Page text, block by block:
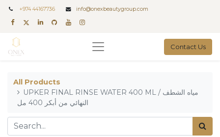
+974 44167736 info@onexbeautygroup.com
Contact Us
All Products
UPKER FINAL RINSE WATER 400 ML / مياه الشطف
النهائي من أبكر 400 مل